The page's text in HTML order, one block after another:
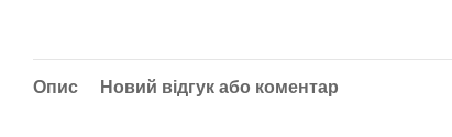
Опис Новий відгук або коментар